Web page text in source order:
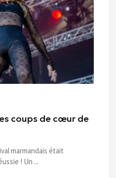
coups de cœur de
marmandais était
! Un ...